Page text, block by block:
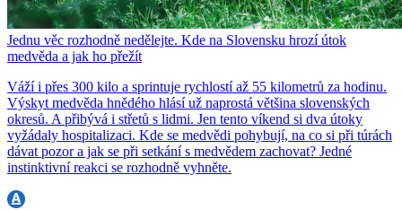
Jednu věc rozhodně nedělejte. Kde na Slovensku hrozí útok
medvěda a jak ho přežít
Váží i přes 300 kilo a sprintuje rychlostí až 55 kilometrů za hodinu.
Výskyt medvěda hnědého hlásí už naprostá většina slovenských
okresů. A přibývá i střetů s lidmi. Jen tento víkend si dva útoky
vyžádaly hospitalizaci. Kde se medvědi pohybují, na co si při túrách
dávat pozor a jak se při setkání s medvědem zachovat? Jedné
instinktivní reakci se rozhodně vyhněte.